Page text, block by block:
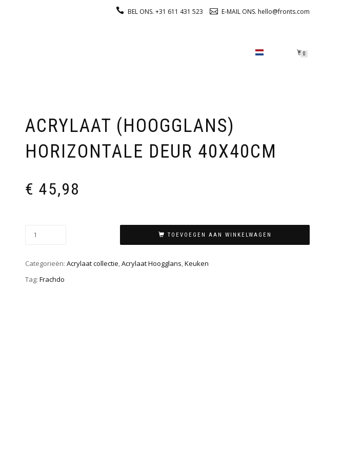
BEL ONS. +31 611 431 523 E-MAIL ONS. hello@fronts.com
0
ACRYLAAT (HOOGGLANS)
HORIZONTALE DEUR 40X40CM
€ 45,98
TOEVOEGEN AAN WINKELWAGEN
Categorieën: Acrylaat collectie,Acrylaat Hoogglans,Keuken
Tag: Frachdo